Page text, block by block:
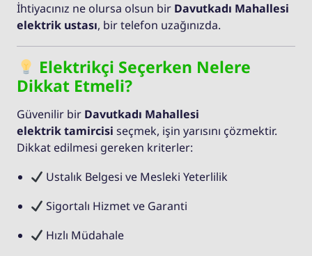
İhtiyacınız ne olursa olsun bir Davutkadı Mahallesi
elektrik ustası, bir telefon uzağınızda.
Elektrikçi Seçerken Nelere
Dikkat Etmeli?
Güvenilir bir Davutkadı Mahallesi
elektrik tamircisi seçmek, işin yarısını çözmektir.
Dikkat edilmesi gereken kriterler:
Ustalık Belgesi ve Mesleki Yeterlilik
Sigortalı Hizmet ve Garanti
Hızlı Müdahale